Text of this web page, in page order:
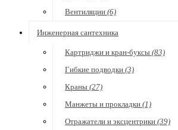
Вентиляции (6)
Инженерная сантехника
Картриджи и кран-буксы (83)
Гибкие подводки (3)
Краны (27)
Манжеты и прокладки (1)
Отражатели и эксцентрики (39)